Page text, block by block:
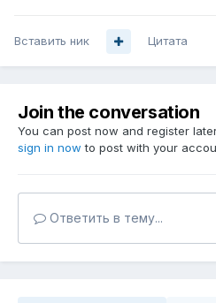
Вставить ник Цитата
Join the conversation
You can post now and register
sign in now to post with your
Ответить в тему...